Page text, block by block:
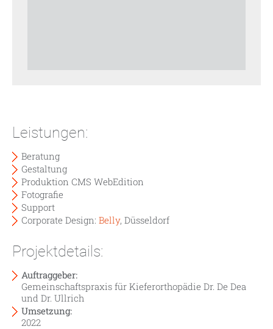
Leistungen:
Beratung
Gestaltung
Produktion CMS WebEdition
Fotografie
Support
Corporate Design: Belly, Düsseldorf
Projektdetails:
Auftraggeber:
Gemeinschaftspraxis für Kieferorthopädie Dr. De Dea
und Dr. Ullrich
Umsetzung:
2022